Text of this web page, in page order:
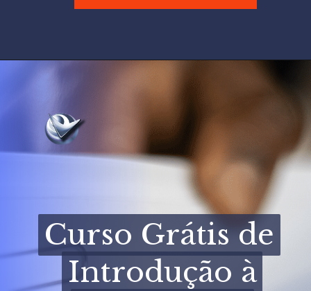
Curso Grátis de
Introdução à
Curso Grátis de
Introdução à